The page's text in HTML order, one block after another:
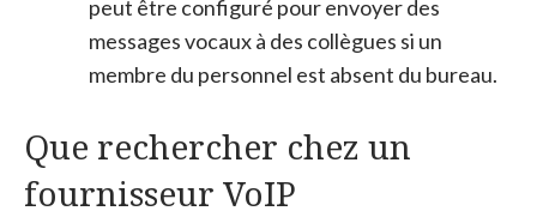
peut être configuré pour envoyer des
messages vocaux à des collègues si un
membre du personnel est absent du bureau.
Que rechercher chez un
fournisseur VoIP